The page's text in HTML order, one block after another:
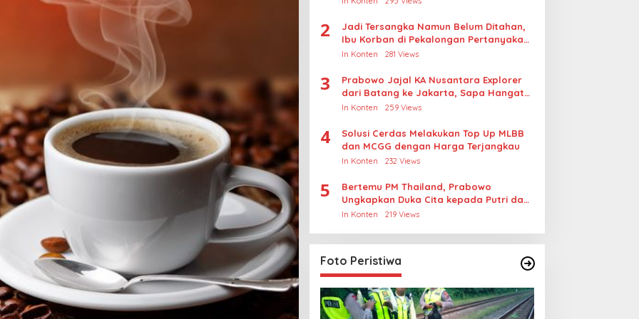
2
Jadi Tersangka Namun Belum Ditahan,
Ibu Korban di Pekalongan Pertanyakan
Keseriusan Polisi Tangani Kasus
In Konten 281 Views
3
Prabowo Jajal KA Nusantara Explorer
dari Batang ke Jakarta, Sapa Hangat
Warga
In Konten 259 Views
4
Solusi Cerdas Melakukan Top Up MLBB
dan MCGG dengan Harga Terjangkau
In Konten 232 Views
5
Bertemu PM Thailand, Prabowo
Ungkapkan Duka Cita kepada Putri dan
Selamat Ulang Tahun ke Raja Thailand
In Konten 219 Views
Foto Peristiwa